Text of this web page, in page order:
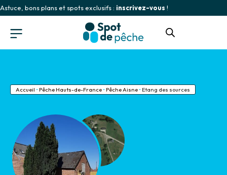
Astuce, bons plans et spots exclusifs : inscrivez-vous !
Accueil • Pêche Hauts-de-France • Pêche Aisne • Etang des sources